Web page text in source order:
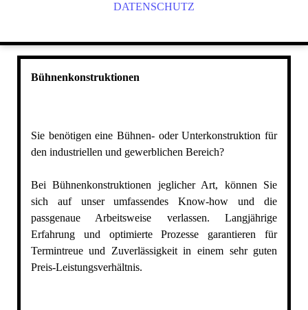
SANIERUNGSARBEITEN
INGENIEURLEISTUNGEN
DATENSCHUTZ
Bühnenkonstruktionen
Sie benötigen eine Bühnen- oder Unterkonstruktion für
den industriellen und gewerblichen Bereich?
Bei Bühnenkonstruktionen jeglicher Art, können Sie
sich auf unser umfassendes Know-how und die
passgenaue Arbeitsweise verlassen. Langjährige
Erfahrung und optimierte Prozesse garantieren für
Termintreue und Zuverlässigkeit in einem sehr guten
Preis-Leistungsverhältnis.